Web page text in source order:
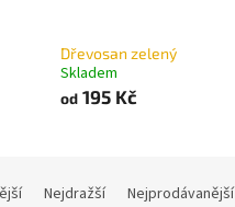
Dřevosan zelený
Skladem
od 195 Kč
Nejdražší Nejprodávanější